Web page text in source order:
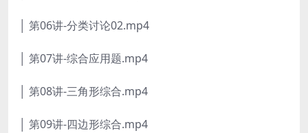
│ 第06讲-分类讨论02.mp4
│ 第07讲-综合应用题.mp4
│ 第08讲-三角形综合.mp4
│ 第09讲-四边形综合.mp4